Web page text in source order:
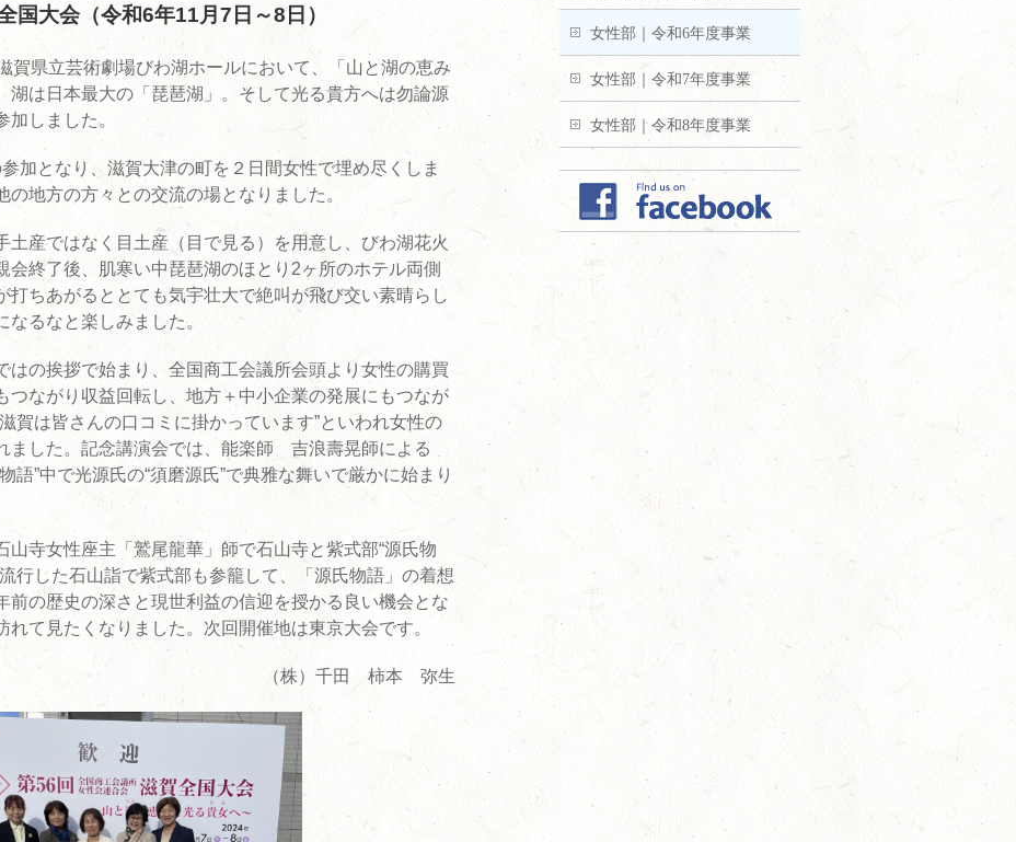
国大会（令和6年11月7日～8日）
賀県立芸術劇場びわ湖ホールにおいて、「山と湖の恵み
湖は日本最大の「琵琶湖」。そして光る貴方へは勿論源
しました。
加となり、滋賀大津の町を２日間女性で埋め尽くしま
の地方の方々との交流の場となりました。
土産ではなく目土産（目で見る）を用意し、びわ湖花火
会終了後、肌寒い中琵琶湖のほとり2ヶ所のホテル両側
打ちあがるととても気宇壮大で絶叫が飛び交い素晴らし
るなと楽しみました。
はの挨拶で始まり、全国商工会議所会頭より女性の購買
つながり収益回転し、地方＋中小企業の発展にもつなが
賀は皆さんの口コミに掛かっています”といわれ女性の
ました。記念講演会では、能楽師 吉浪壽晃師による
語”中で光源氏の“須磨源氏”で典雅な舞いで厳かに始まり
山寺女性座主「鷲尾龍華」師で石山寺と紫式部“源氏物
行した石山詣で紫式部も参籠して、「源氏物語」の着想
前の歴史の深さと現世利益の信迎を授かる良い機会とな
れて見たくなりました。次回開催地は東京大会です。
（株）千田 柿本 弥生
女性部｜令和6年度事業
女性部｜令和7年度事業
女性部｜令和8年度事業